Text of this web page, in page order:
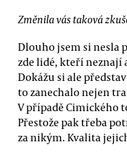
Změnila vás taková
Dlouho jsem si nesla
zde lidé, kteří neznají
Dokážu si ale
to zanechalo nejen
V případě Cimického
Přestože pak třeba
za nikým. Kvalita